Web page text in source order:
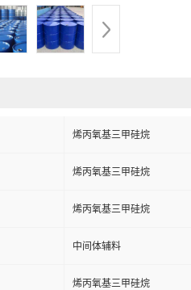
烯丙氧基三甲硅烷
烯丙氧基三甲硅烷
烯丙氧基三甲硅烷
中间体辅料
烯丙氧基三甲硅烷